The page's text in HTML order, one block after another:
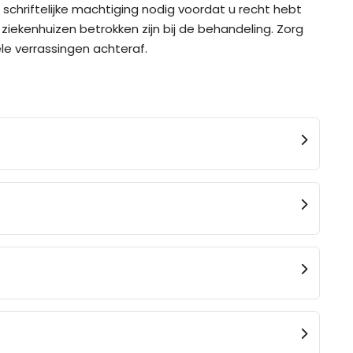
machtiging nodig voordat u recht hebt
betrokken zijn bij de behandeling. Zorg
verrassingen achteraf.